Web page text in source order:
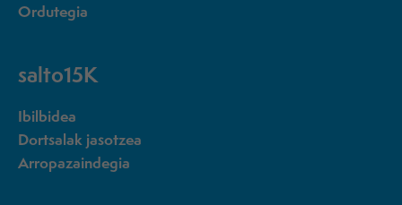
Ordutegia
salto15K
Ibilbidea
Dortsalak jasotzea
Arropazaindegia